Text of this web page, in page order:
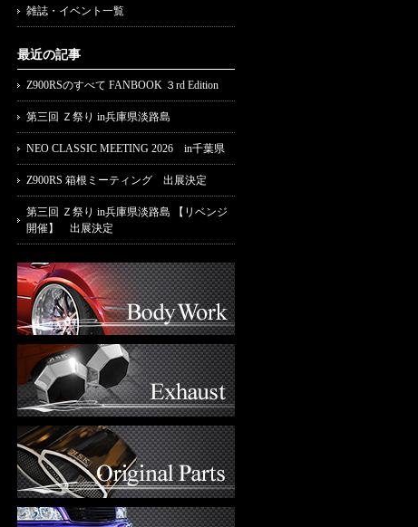
雑誌・イベント一覧
最近の記事
Z900RSのすべて FANBOOK ３rd Edition
第三回 Ｚ祭り in兵庫県淡路島
NEO CLASSIC MEETING 2026 in千葉県
Z900RS 箱根ミーティング 出展決定
第三回 Ｚ祭り in兵庫県淡路島 【リベンジ
開催】 出展決定